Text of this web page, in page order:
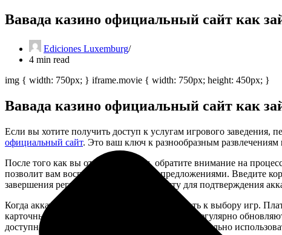
Вавада казино официальный сайт как
Ediciones Luxemburg
4 min read
img { width: 750px; } iframe.movie { width: 750px; height: 450px; }
Вавада казино официальный сайт как
Если вы хотите получить доступ к услугам игрового заведения,
официальный сайт. Это ваш ключ к разнообразным развлечениям
После того как вы открыли портал, обратите внимание на
позволит вам воспользоваться всеми предложениями. Введите
завершения регистрации, проверьте почту для подтверждения
Когда аккаунт активирован, можно приступать к выбору игр.
карточные и настольные игры. Разработчики регулярно
доступными бонусами и акциями, чтобы максимально